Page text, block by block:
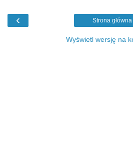
‹ Strona główna
Wyświetl wersję na